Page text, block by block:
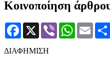
Κοινοποίηση
Facebook
X Viber WhatsApp
ΔΙΑΦΗΜΙΣΗ